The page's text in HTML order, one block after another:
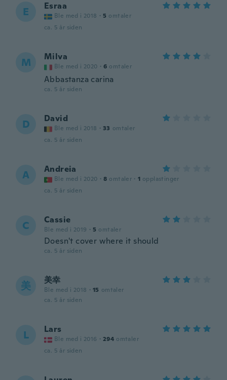
E Esraa
Ble med i 2018 · 5 omtaler
ca. 5 år siden
M Milva
Ble med i 2020 · 6 omtaler
Abbastanza carina
ca. 5 år siden
D David
Ble med i 2018 · 33 omtaler
ca. 5 år siden
A Andreia
Ble med i 2020 · 8 omtaler · 1 opplastinger
ca. 5 år siden
C Cassie
Ble med i 2019 · 5 omtaler
Doesn't cover where it should
ca. 5 år siden
美 美幸
Ble med i 2018 · 15 omtaler
ca. 5 år siden
L Lars
Ble med i 2016 · 294 omtaler
ca. 5 år siden